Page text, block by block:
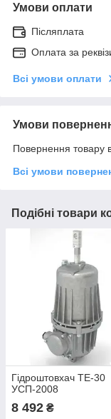
Умови оплати
Післяплата
Оплата за
Всі умови оплати
Умови
Повернення товару
Всі умови
Подібні товари
Гідроштовхач ТЕ-30
УСП-2008
8 492 ₴